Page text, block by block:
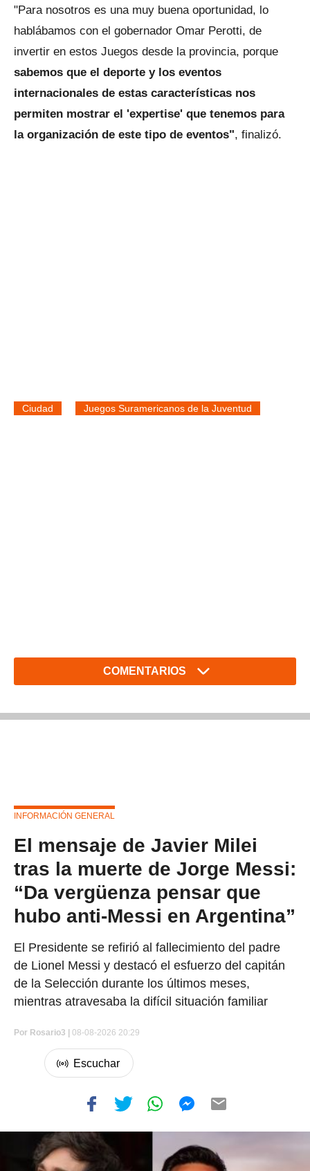
"Para nosotros es una muy buena oportunidad, lo
hablábamos con el gobernador Omar Perotti, de
invertir en estos Juegos desde la provincia, porque
sabemos que el deporte y los eventos
internacionales de estas características nos
permiten mostrar el 'expertise' que tenemos para
la organización de este tipo de eventos", finalizó.
Ciudad Juegos Suramericanos de la Juventud
COMENTARIOS